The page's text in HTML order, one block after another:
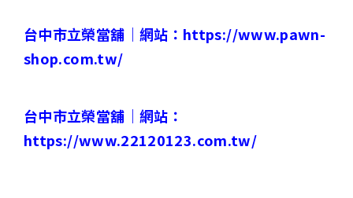
台中市立榮當舖｜ 網站： https://www.pawn-
shop.com.tw/
台中市立榮當舖｜ 網站：
https://www.22120123.com.tw/